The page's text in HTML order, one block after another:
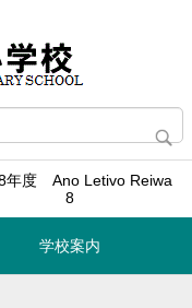
年度 Ano Letivo Reiwa
8
学校案内